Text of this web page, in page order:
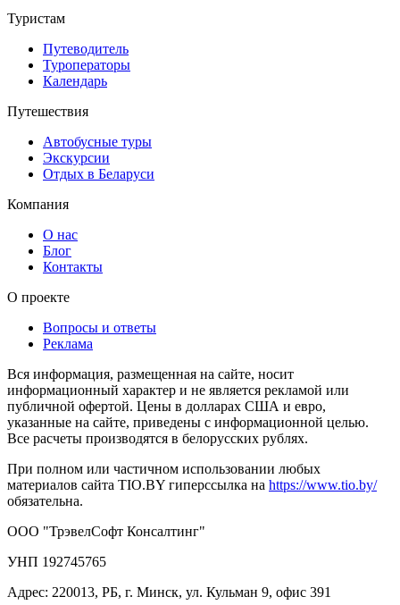
Туристам
Путеводитель
Туроператоры
Календарь
Путешествия
Автобусные туры
Экскурсии
Отдых в Беларуси
Компания
О нас
Блог
Контакты
О проекте
Вопросы и ответы
Реклама
Вся информация, размещенная на сайте, носит
информационный характер и не является рекламой или
публичной офертой. Цены в долларах США и евро,
указанные на сайте, приведены с информационной целью.
Все расчеты производятся в белорусских рублях.
При полном или частичном использовании любых
материалов сайта TIO.BY гиперссылка на https://www.tio.by/
обязательна.
ООО "ТрэвелСофт Консалтинг"
УНП 192745765
Адрес: 220013, РБ, г. Минск, ул. Кульман 9, офис 391